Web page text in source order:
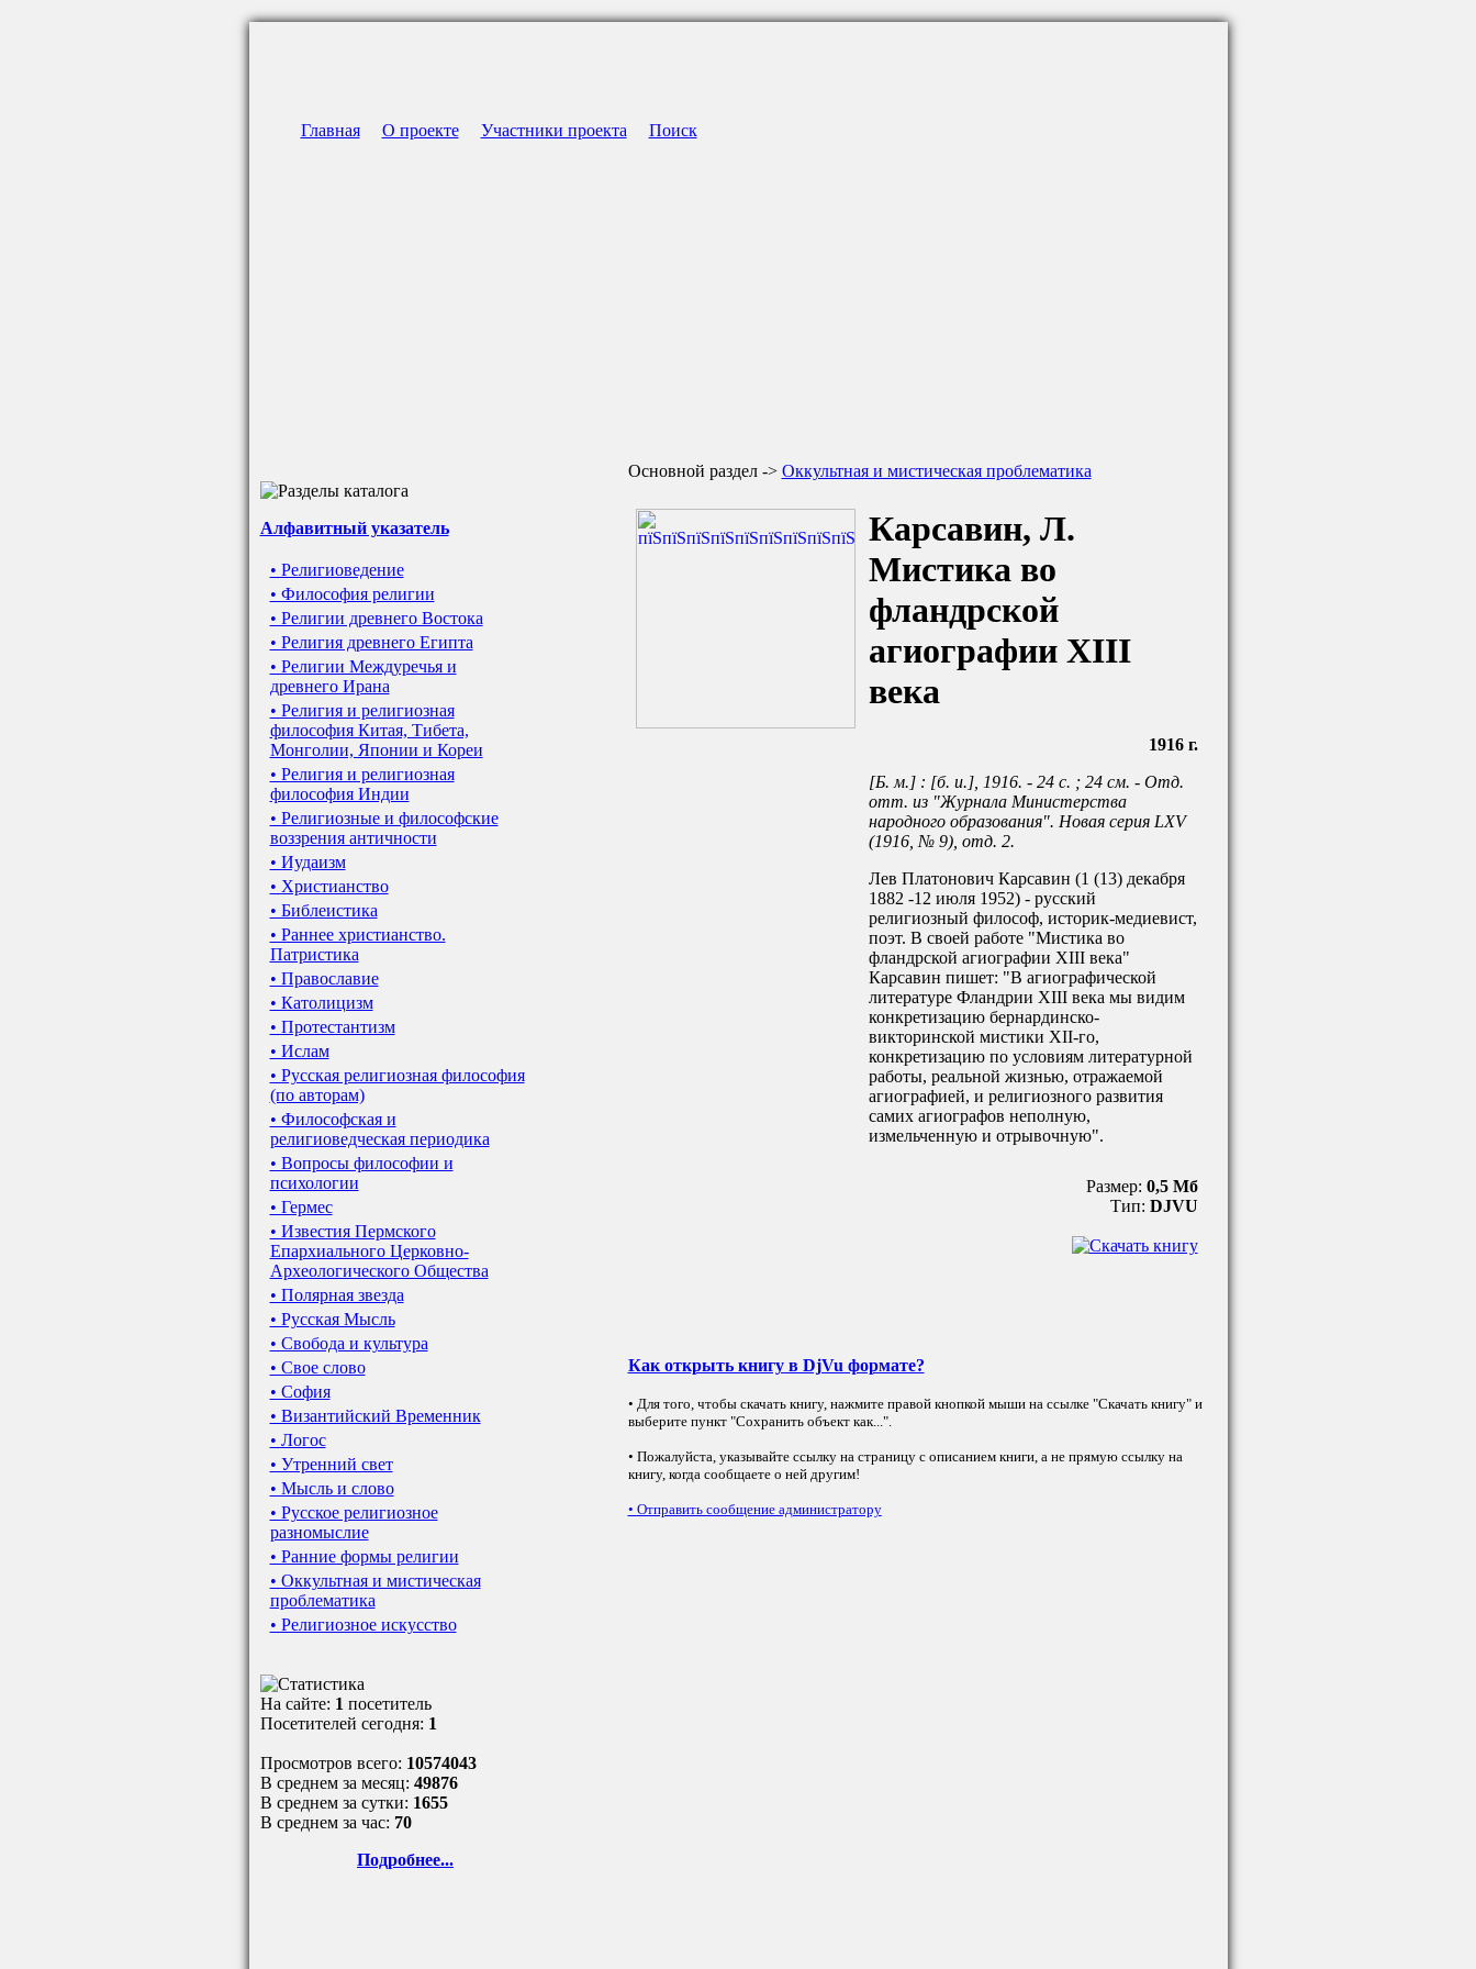
Главная О проекте Участники проекта Поиск
Алфавитный указатель
• Религиоведение
• Философия религии
• Религии древнего Востока
• Религия древнего Египта
• Религии Междуречья и
древнего Ирана
• Религия и религиозная
философия Китая, Тибета,
Монголии, Японии и Кореи
• Религия и религиозная
философия Индии
• Религиозные и философские
воззрения античности
• Иудаизм
• Христианство
• Библеистика
• Раннее христианство.
Патристика
• Православие
• Католицизм
• Протестантизм
• Ислам
• Русская религиозная философия
(по авторам)
• Философская и
религиоведческая периодика
• Вопросы философии и
психологии
• Гермес
• Известия Пермского
Епархиального Церковно-
Археологического Общества
• Полярная звезда
• Русская Мысль
• Свобода и культура
• Свое слово
• София
• Византийский Временник
• Логос
• Утренний свет
• Мысль и слово
• Русское религиозное
разномыслие
• Ранние формы религии
• Оккультная и мистическая
проблематика
• Религиозное искусство
На сайте: 1 посетитель
Посетителей сегодня: 1
Просмотров всего: 10574043
В среднем за месяц: 49876
В среднем за сутки: 1655
В среднем за час: 70
Подробнее...
Основной раздел -> Оккультная и мистическая проблематика
Карсавин, Л.
Мистика во
фландрской
агиографии XIII
века
1916 г.
[Б. м.] : [б. и.], 1916. - 24 с. ; 24 см. - Отд.
отт. из "Журнала Министерства
народного образования". Новая серия LXV
(1916, № 9), отд. 2.
Лев Платонович Карсавин (1 (13) декабря
1882 -12 июля 1952) - русский
религиозный философ, историк-медиевист,
поэт. В своей работе "Мистика во
фландрской агиографии XIII века"
Карсавин пишет: "В агиографической
литературе Фландрии XIII века мы видим
конкретизацию бернардинско-
викторинской мистики XII-го,
конкретизацию по условиям литературной
работы, реальной жизнью, отражаемой
агиографией, и религиозного развития
самих агиографов неполную,
измельченную и отрывочную".
Размер: 0,5 Мб
Тип: DJVU
Как открыть книгу в DjVu формате?
• Для того, чтобы скачать книгу, нажмите правой кнопкой мыши на ссылке "Скачать книгу" и
выберите пункт "Сохранить объект как...".
• Пожалуйста, указывайте ссылку на страницу с описанием книги, а не прямую ссылку на
книгу, когда сообщаете о ней другим!
• Отправить сообщение администратору